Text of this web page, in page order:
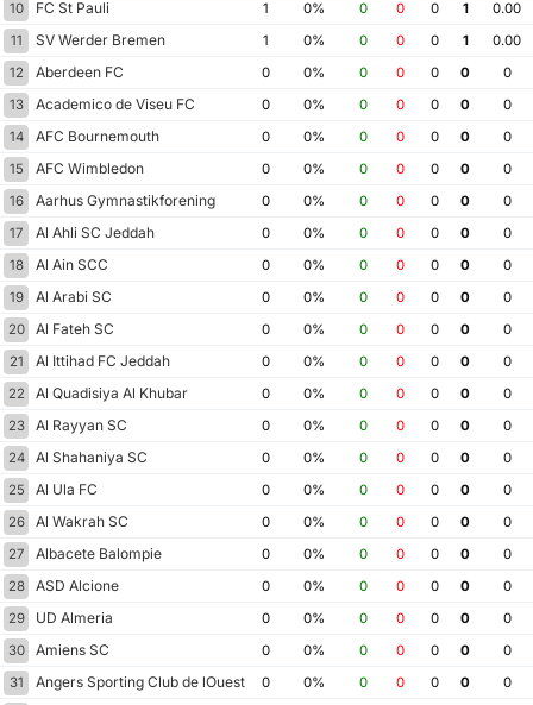
10
FC St Pauli 1 0% 0 0 0 1
0.00
11
SV Werder Bremen 1 0% 0 0 0 1
0.00
12
Aberdeen FC 0 0% 0 0 0 0
0
13
Academico de Viseu FC 0 0% 0 0 0 0
0
14
AFC Bournemouth 0 0% 0 0 0 0
0
15
AFC Wimbledon 0 0% 0 0 0 0
0
16
Aarhus Gymnastikforening 0 0% 0 0 0 0
0
17
Al Ahli SC Jeddah 0 0% 0 0 0 0
0
18
Al Ain SCC 0 0% 0 0 0 0
0
19
Al Arabi SC 0 0% 0 0 0 0
0
20
Al Fateh SC 0 0% 0 0 0 0
0
21
Al Ittihad FC Jeddah 0 0% 0 0 0 0
0
22
Al Quadisiya Al Khubar 0 0% 0 0 0 0
0
23
Al Rayyan SC 0 0% 0 0 0 0
0
24
Al Shahaniya SC 0 0% 0 0 0 0
0
25
Al Ula FC 0 0% 0 0 0 0
0
26
Al Wakrah SC 0 0% 0 0 0 0
0
27
Albacete Balompie 0 0% 0 0 0 0
0
28
ASD Alcione 0 0% 0 0 0 0
0
29
UD Almeria 0 0% 0 0 0 0
0
30
Amiens SC 0 0% 0 0 0 0
0
31
Angers Sporting Club de lOuest 0 0% 0 0 0 0 0